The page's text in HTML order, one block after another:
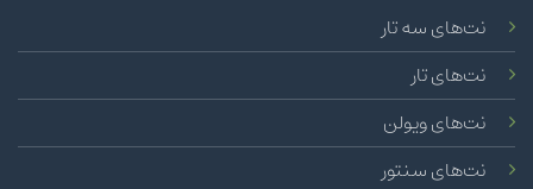
نت‌های سه تار
نت‌های تار
نت‌های ویولن
نت‌های سنتور